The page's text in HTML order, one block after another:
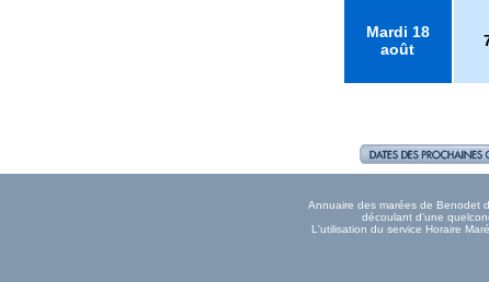
Mardi 18
août
Annuaire des marées de Benodet
découlant d'une
L'utilisation du service Horaire